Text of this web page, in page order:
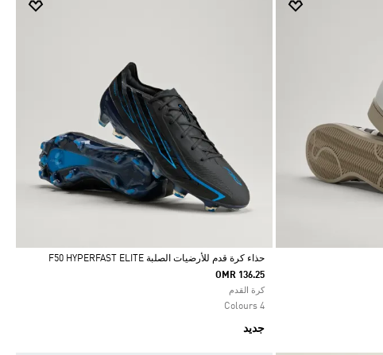
Selected
حذاء كرة قدم للأرضيات الصلبة F50 HYPERFAST ELITE
OMR 136.25
كرة القدم
4 Colours
جديد